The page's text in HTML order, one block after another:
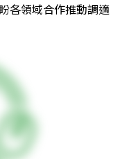
各領域合作推動調適